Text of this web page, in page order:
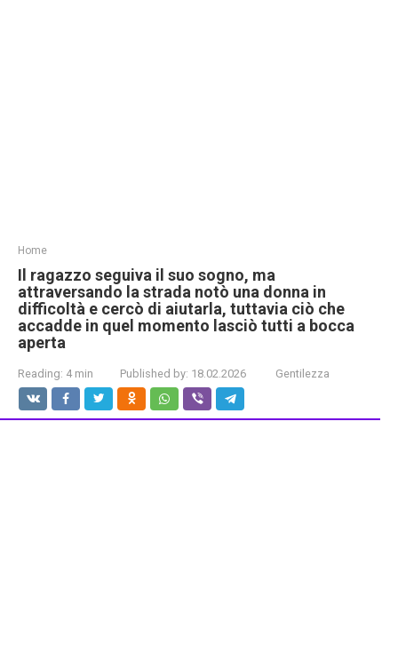
Home
Il ragazzo seguiva il suo sogno, ma
attraversando la strada notò una donna in
difficoltà e cercò di aiutarla, tuttavia ciò che
accadde in quel momento lasciò tutti a bocca
aperta
Reading: 4 min Published by: 18.02.2026 Gentilezza